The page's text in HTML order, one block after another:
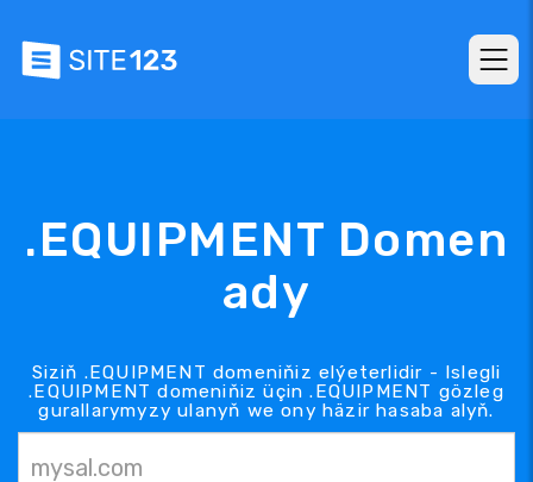
.EQUIPMENT Domen
ady
Siziň .EQUIPMENT domeniňiz elýeterlidir - Islegli
.EQUIPMENT domeniňiz üçin .EQUIPMENT gözleg
gurallarymyzy ulanyň we ony häzir hasaba alyň.